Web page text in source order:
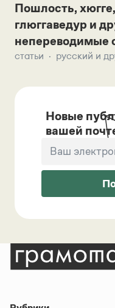
Пошлость, хюгге,
глюггаведур и
непереводимые
статьи русский и
Новые
вашей